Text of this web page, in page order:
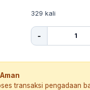
329 kali
-
transaksi pengadaan